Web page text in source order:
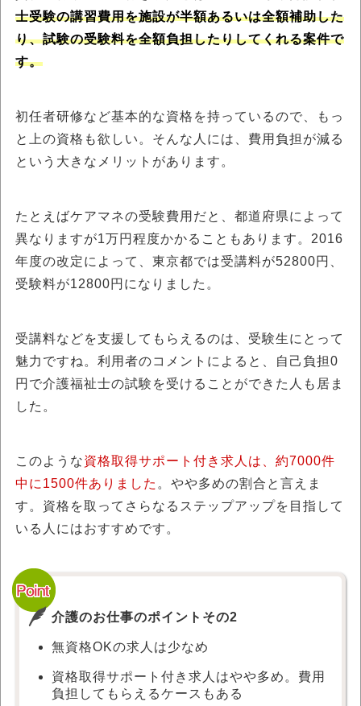
士受験の講習費用を施設が半額あるいは全額補助した
り、試験の受験料を全額負担したりしてくれる案件で
す。
初任者研修など基本的な資格を持っているので、もっ
と上の資格も欲しい。そんな人には、費用負担が減る
という大きなメリットがあります。
たとえばケアマネの受験費用だと、都道府県によって
異なりますが1万円程度かかることもあります。2016
年度の改定によって、東京都では受講料が52800円、
受験料が12800円になりました。
受講料などを支援してもらえるのは、受験生にとって
魅力ですね。利用者のコメントによると、自己負担0
円で介護福祉士の試験を受けることができた人も居ま
した。
このような資格取得サポート付き求人は、約7000件
中に1500件ありました 。やや多めの割合と言えま
す。資格を取ってさらなるステップアップを目指して
いる人にはおすすめです。
介護のお仕事のポイントその2
無資格OKの求人は少なめ
資格取得サポート付き求人はやや多め。費用
負担してもらえるケースもある